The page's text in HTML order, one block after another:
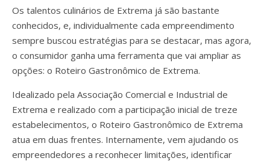
Os talentos culinários de Extrema já são bastante
conhecidos, e, individualmente cada empreendimento
sempre buscou estratégias para se destacar, mas agora,
o consumidor ganha uma ferramenta que vai ampliar as
opções: o Roteiro Gastronômico de Extrema.
Idealizado pela Associação Comercial e Industrial de
Extrema e realizado com a participação inicial de treze
estabelecimentos, o Roteiro Gastronômico de Extrema
atua em duas frentes. Internamente, vem ajudando os
empreendedores a reconhecer limitações, identificar